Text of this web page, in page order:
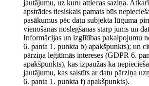
jautājumu, uz kuru attiecas saziņa.
apstrādes tiesiskais pamats būs
pasākumus pēc datu subjekta lūguma
vienošanās noslēgšanas starp jums un
Informācijas un izglītības pakalpojumu
6. panta 1. punkta b) apakšpunkts); un
pārziņa leģitīmās intereses (GDPR 6.
apakšpunkts), kas izpaužas kā
jautājumu, kas saistīts ar datu pārziņa
6. panta 1. punkta f) apakšpunkts).